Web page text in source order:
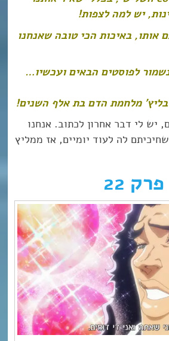
יש למה לצפות!
אותו, באיכות הכי טובה שאנחנו
לפוסטים הבאים ועכשיו…
יש לי דבר אחרון לכתוב. אנחנו
לה לעוד יומיים, אז ממליץ
פרק 22